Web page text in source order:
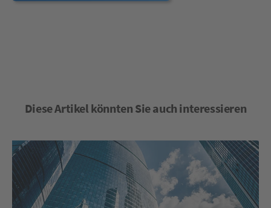
Diese Artikel könnten Sie auch interessieren